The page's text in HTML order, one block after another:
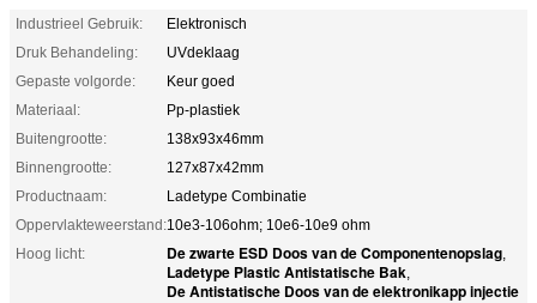
Industrieel Gebruik:
Elektronisch
Druk Behandeling:
UVdeklaag
Gepaste volgorde:
Keur goed
Materiaal:
Pp-plastiek
Buitengrootte:
138x93x46mm
Binnengrootte:
127x87x42mm
Productnaam:
Ladetype Combinatie
Oppervlakteweerstand:10e3-106ohm; 10e6-10e9 ohm
Hoog licht:
De zwarte ESD Doos van de Componentenopslag,
Ladetype Plastic Antistatische Bak,
De Antistatische Doos van de elektronikapp injectie